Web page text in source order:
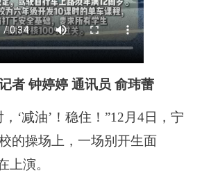
者 钟婷婷 通讯员 俞玮蕾
减油’！稳住！”12月4日，宁
的操场上，一场别开生面
上演。